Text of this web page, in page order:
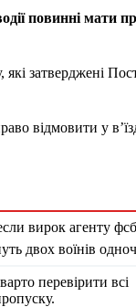
повинні мати
затверджені
відмовити у
вирок агенту фсб
двох воїнів
перевірити всі